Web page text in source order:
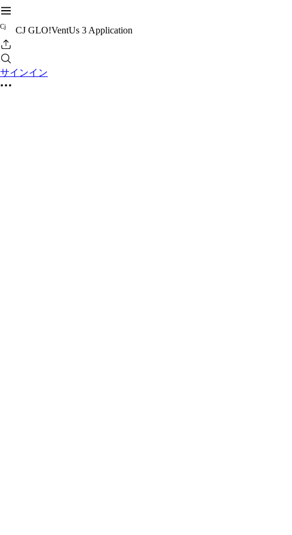
Cj CJ GLO!VentUs 3 Application
サインイン